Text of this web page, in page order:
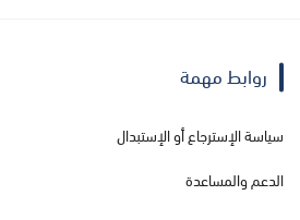
روابط مهمة
سياسة الإسترجاع أو الإستبدال
الدعم والمساعدة